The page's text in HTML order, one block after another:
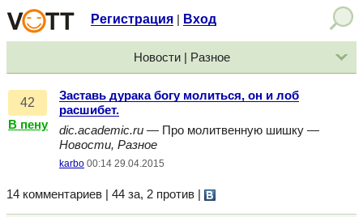
Регистрация Вход
Новости | Разное
42
В пену
Заставь дурака богу молиться, он и лоб
расшибет.
dic.academic.ru — Про молитвенную шишку —
Новости, Разное
karbo 00:14 29.04.2015
14 комментариев | 44 за, 2 против